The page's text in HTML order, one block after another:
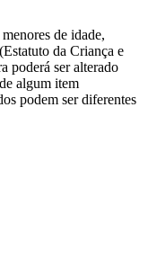
de idade,
da Criança e
poderá ser alterado
algum item
podem ser diferentes